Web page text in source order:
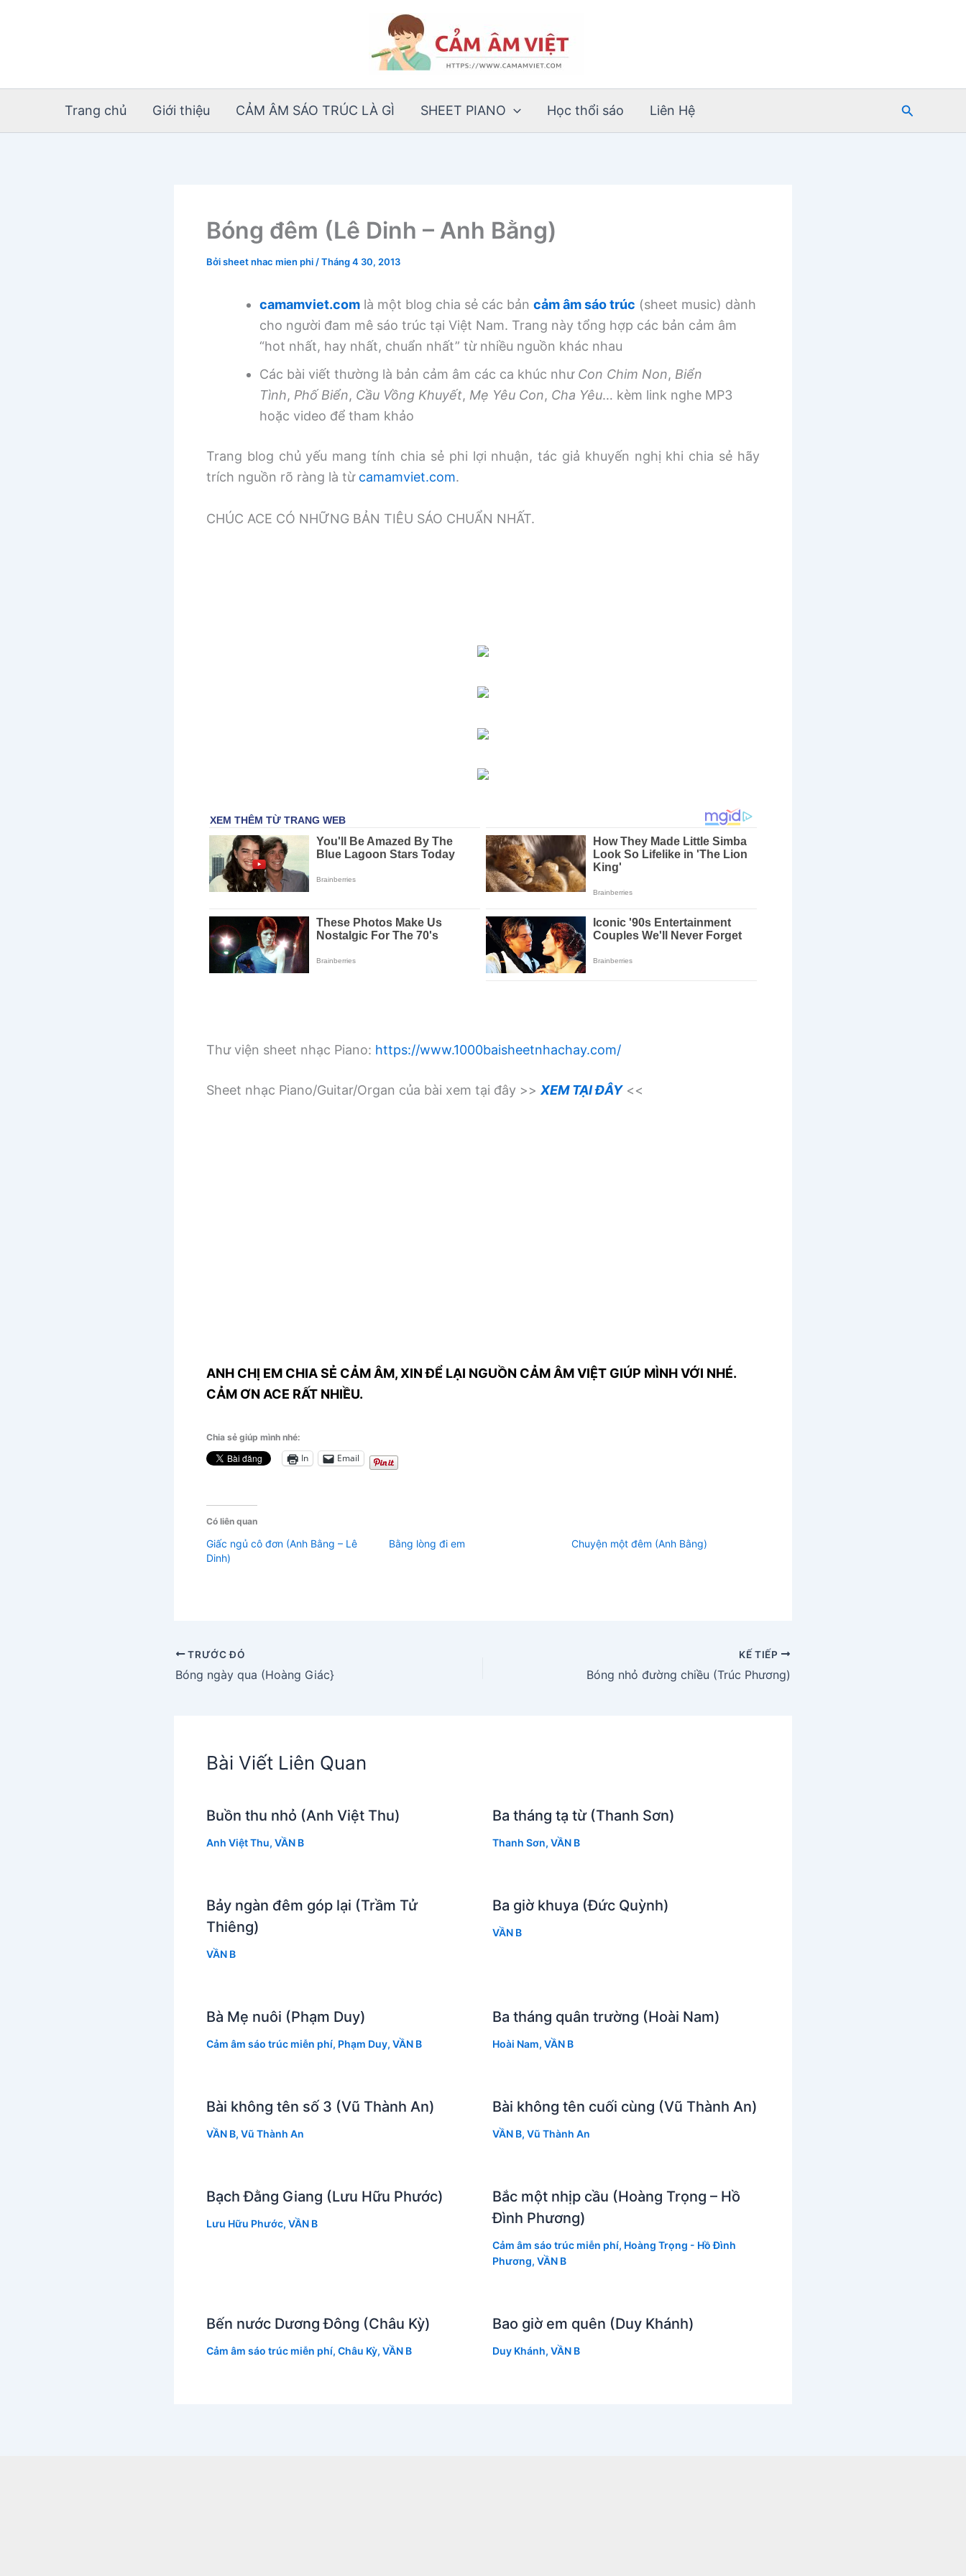
Trang chủ Giới thiệu CẢM ÂM SÁO TRÚC LÀ GÌ SHEET PIANO Học thổi sáo Liên Hệ
Tìm
Bóng đêm (Lê Dinh – Anh Bằng)
Bởisheet nhac mien phi /Tháng 4 30, 2013
camamviet.com là một blog chia sẻ các bản cảm âm sáo trúc (sheet music) dành
cho người đam mê sáo trúc tại Việt Nam. Trang này tổng hợp các bản cảm âm
“hot nhất, hay nhất, chuẩn nhất” từ nhiều nguồn khác nhau
Các bài viết thường là bản cảm âm các ca khúc như Con Chim Non, Biển
Tình, Phố Biển, Cầu Vồng Khuyết, Mẹ Yêu Con, Cha Yêu… kèm link nghe MP3
hoặc video để tham khảo
Trang blog chủ yếu mang tính chia sẻ phi lợi nhuận, tác giả khuyến nghị khi chia sẻ hãy
trích nguồn rõ ràng là từ camamviet.com.
CHÚC ACE CÓ NHỮNG BẢN TIÊU SÁO CHUẨN NHẤT.
Thư viện sheet nhạc Piano: https://www.1000baisheetnhachay.com/
Sheet nhạc Piano/Guitar/Organ của bài xem tại đây >> XEM TẠI ĐÂY<<
ANH CHỊ EM CHIA SẺ CẢM ÂM, XIN ĐỂ LẠI NGUỒN CẢM ÂM VIỆT GIÚP MÌNH VỚI NHÉ.
CẢM ƠN ACE RẤT NHIỀU.
Chia sẻ giúp mình nhé:
In Email
Có liên quan
Giấc ngủ cô đơn (Anh Bằng – Lê
Dinh)
Bằng lòng đi em Chuyện một đêm (Anh Bằng)
TRƯỚC ĐÓ
Bóng ngày qua (Hoàng Giác}
KẾ TIẾP
Bóng nhỏ đường chiều (Trúc Phương)
Bài Viết Liên Quan
Buồn thu nhỏ (Anh Việt Thu)
Anh Việt Thu, VẦN B
Ba tháng tạ từ (Thanh Sơn)
Thanh Sơn, VẦN B
Bảy ngàn đêm góp lại (Trầm Tử
Thiêng)
VẦN B
Ba giờ khuya (Đức Quỳnh)
VẦN B
Bà Mẹ nuôi (Phạm Duy)
Cảm âm sáo trúc miễn phí, Phạm Duy, VẦN B
Ba tháng quân trường (Hoài Nam)
Hoài Nam, VẦN B
Bài không tên số 3 (Vũ Thành An)
VẦN B, Vũ Thành An
Bài không tên cuối cùng (Vũ Thành An)
VẦN B, Vũ Thành An
Bạch Đằng Giang (Lưu Hữu Phước)
Lưu Hữu Phước, VẦN B
Bắc một nhịp cầu (Hoàng Trọng – Hồ
Đình Phương)
Cảm âm sáo trúc miễn phí, Hoàng Trọng - Hồ Đình
Phương, VẦN B
Bến nước Dương Đông (Châu Kỳ)
Cảm âm sáo trúc miễn phí, Châu Kỳ, VẦN B
Bao giờ em quên (Duy Khánh)
Duy Khánh, VẦN B